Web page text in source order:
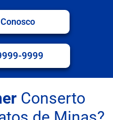
9999
Conserto